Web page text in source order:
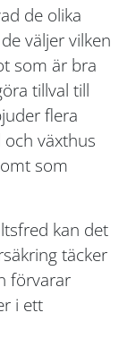
de olika
väljer vilken
som är bra
tillval till
flera
växthus
som
kan det
täcker
förvarar
i ett